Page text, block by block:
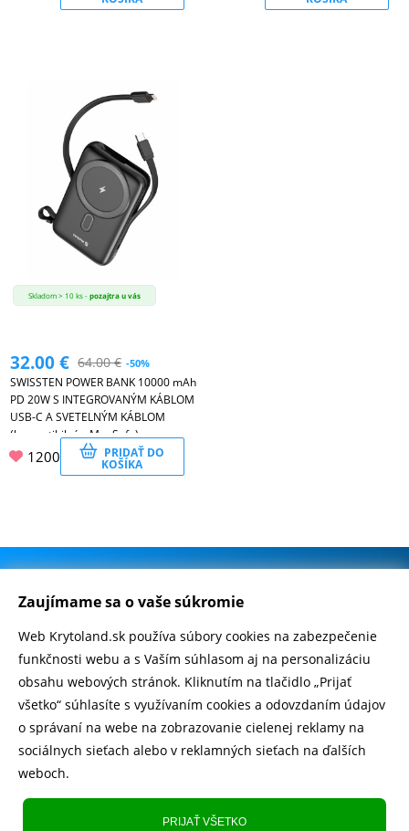
Skladom > 10 ks -pozajtra u vás
32.00€ 64.00€ -50%
SWISSTEN POWER BANK 10000 mAh
PD 20W S INTEGROVANÝM KÁBLOM
USB-C A SVETELNÝM KÁBLOM
(kompatibilný s MagSafe)
1200 PRIDAŤ DO
KOŠÍKA
.
500.000+ odoslaných balíčkov
Rychlé doručenie 1-2 dní
Heurekazobraziť recenzie
Instagram5.643 fanúšikov
Zaujímame sa o vaše súkromie
Web Krytoland.sk používa súbory cookies na zabezpečenie
funkčnosti webu a s Vaším súhlasom aj na personalizáciu
obsahu webových stránok. Kliknutím na tlačidlo „Prijať
všetko“ súhlasíte s využívaním cookies a odovzdaním údajov
o správaní na webe na zobrazovanie cielenej reklamy na
sociálnych sieťach alebo v reklamných sieťach na ďalších
weboch.
PRIJAŤ VŠETKO